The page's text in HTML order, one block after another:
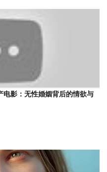
电影：无性婚姻背后的情欲与